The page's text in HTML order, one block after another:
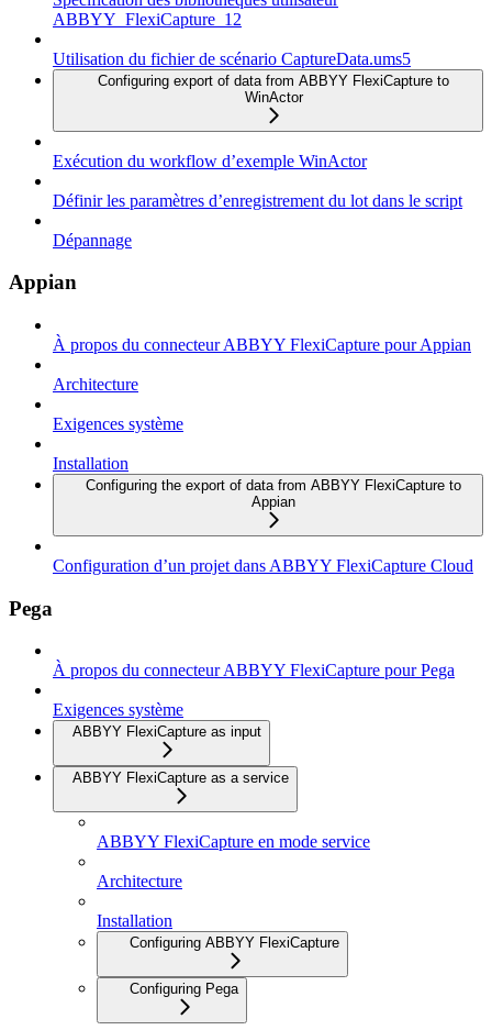
ABBYY_FlexiCapture_12
Utilisation du fichier de scénario CaptureData.ums5
Configuring export of data from ABBYY FlexiCapture to
WinActor
Exécution du workflow d’exemple WinActor
Définir les paramètres d’enregistrement du lot dans le script
Dépannage
Appian
À propos du connecteur ABBYY FlexiCapture pour Appian
Architecture
Exigences système
Installation
Configuring the export of data from ABBYY FlexiCapture to
Appian
Configuration d’un projet dans ABBYY FlexiCapture Cloud
Pega
À propos du connecteur ABBYY FlexiCapture pour Pega
Exigences système
ABBYY FlexiCapture as input
ABBYY FlexiCapture as a service
ABBYY FlexiCapture en mode service
Architecture
Installation
Configuring ABBYY FlexiCapture
Configuring Pega